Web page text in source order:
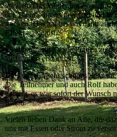
können. Das Wetter hat es auch
der Theorie hat es geregnet und in
trocken. Das hat bei uns dann
Effekt ausgelöst.
Es gab natürlich viele Fragen zu
ausführlich erklärt hat.
Dies war ein sehr schönes
Die Teilnehmer und auch Rolf
gefühlt, es war sofort der Wunsch
Raum.
Vielen lieben Dank an Alle, die
uns mit Essen oder Strom zu